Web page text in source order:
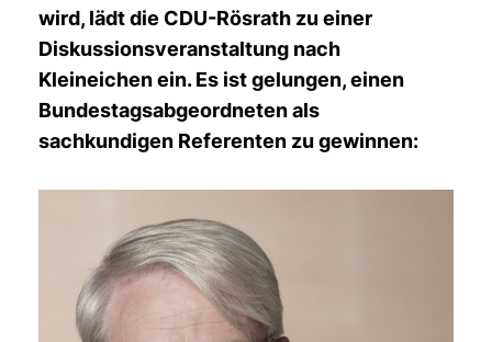
wird, lädt die CDU-Rösrath zu einer
Diskussionsveranstaltung nach
Kleineichen ein. Es ist gelungen, einen
Bundestagsabgeordneten als
sachkundigen Referenten zu gewinnen: